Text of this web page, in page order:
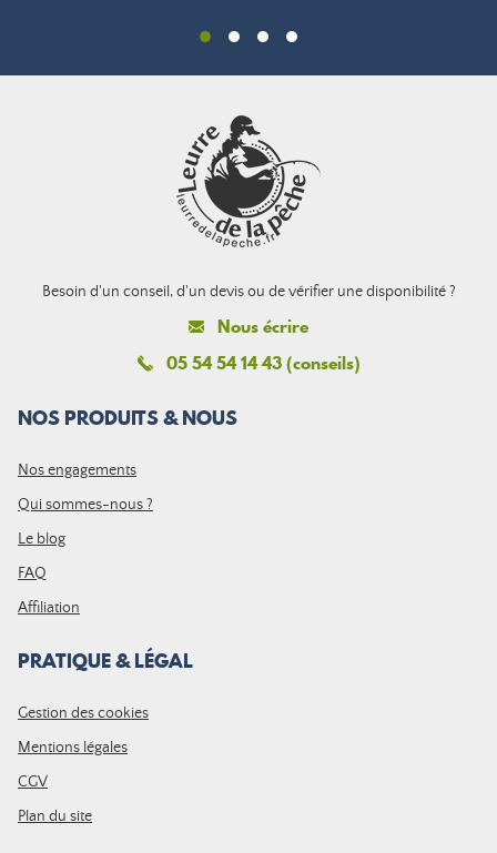
Besoin d'un conseil, d'un devis ou de vérifier une disponibilité ?
Nous écrire
05 54 54 14 43 (conseils)
NOS PRODUITS & NOUS
Nos engagements
Qui sommes-nous ?
Le blog
FAQ
Affiliation
PRATIQUE & LÉGAL
Gestion des cookies
Mentions légales
CGV
Plan du site